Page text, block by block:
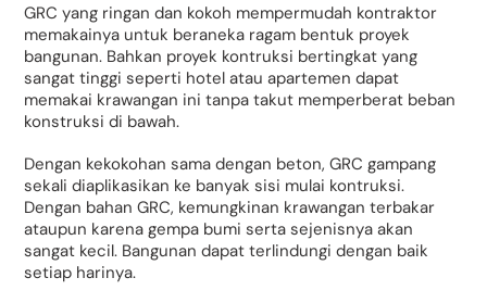
GRC yang ringan dan kokoh mempermudah kontraktor
memakainya untuk beraneka ragam bentuk proyek
bangunan. Bahkan proyek kontruksi bertingkat yang
sangat tinggi seperti hotel atau apartemen dapat
memakai krawangan ini tanpa takut memperberat beban
konstruksi di bawah.
Dengan kekokohan sama dengan beton, GRC gampang
sekali diaplikasikan ke banyak sisi mulai kontruksi.
Dengan bahan GRC, kemungkinan krawangan terbakar
ataupun karena gempa bumi serta sejenisnya akan
sangat kecil. Bangunan dapat terlindungi dengan baik
setiap harinya.